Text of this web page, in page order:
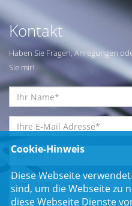
Kontakt
Haben Sie Fragen, Anregungen
Sie mir!
Cookie-Hinweis
Diese Webseite
sind, um die Webseite zu
diese Webseite Dienste